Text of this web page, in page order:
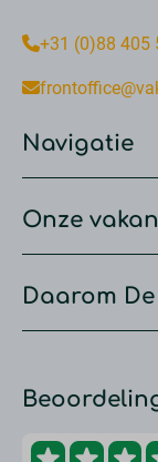
+31 (0)88 405
Navigatie
Onze
Daarom